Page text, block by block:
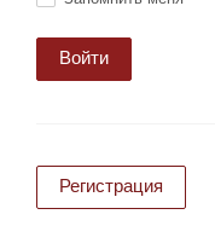
Войти
Регистрация